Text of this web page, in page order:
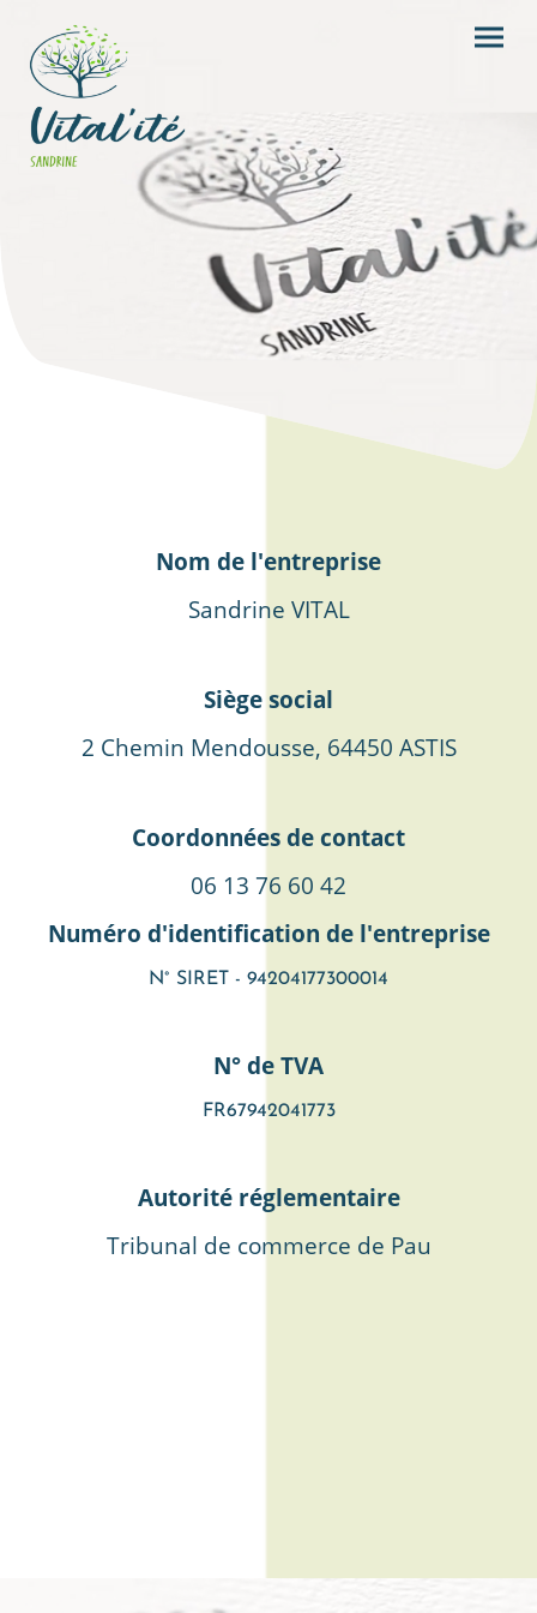
Nom de l'entreprise
Sandrine VITAL
Siège social
2 Chemin Mendousse, 64450 ASTIS
Coordonnées de contact
06 13 76 60 42
Numéro d'identification de l'entreprise
N° SIRET - 94204177300014
N° de TVA
FR67942041773
Autorité réglementaire
Tribunal de commerce de Pau